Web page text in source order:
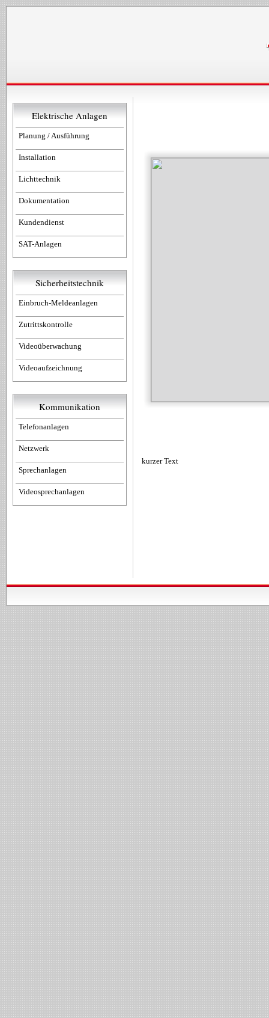
Elektrische Anlagen
Planung / Ausführung
Installation
Lichttechnik
Dokumentation
Kundendienst
SAT-Anlagen
Sicherheitstechnik
Einbruch-Meldeanlagen
Zutrittskontrolle
Videoüberwachung
Videoaufzeichnung
Kommunikation
Telefonanlagen
Netzwerk
Sprechanlagen
Videosprechanlagen
kurzer Text